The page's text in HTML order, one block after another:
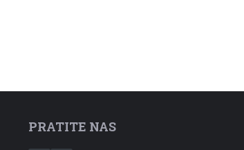
PRATITE NAS